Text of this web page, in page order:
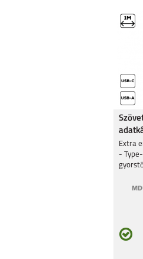
Extra
-